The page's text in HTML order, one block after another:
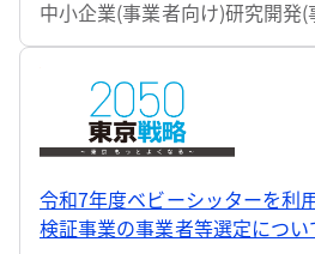
のニーズに対応した次世代介護
を実施しています。 この度、
しましたので、お知らせします。
中小企業(事業者向け)研究開発(
令和7年度ベビーシッターを利
検証事業の事業者等選定につい